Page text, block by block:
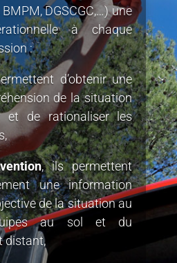
BMPM, DGSCGC,…)une
à chaque
:
d’obtenir une
de la situation
et de rationaliser les
, ils permettent
une information
de la situation au
au sol et du
distant,